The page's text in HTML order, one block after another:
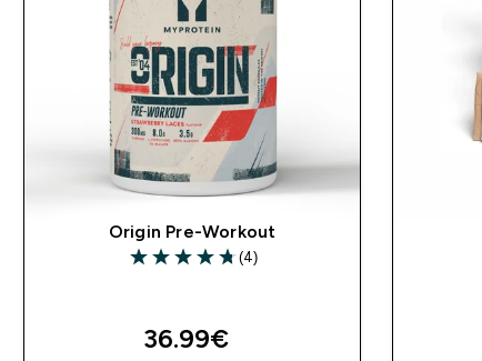
Origin Pre-Workout
4.75 out of 5 stars
(4)
36.99€‎